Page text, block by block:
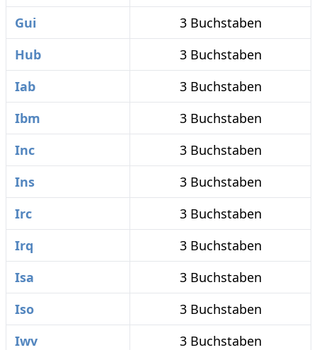
Gui
3 Buchstaben
Hub
3 Buchstaben
Iab
3 Buchstaben
Ibm
3 Buchstaben
Inc
3 Buchstaben
Ins
3 Buchstaben
Irc
3 Buchstaben
Irq
3 Buchstaben
Isa
3 Buchstaben
Iso
3 Buchstaben
Iwv
3 Buchstaben